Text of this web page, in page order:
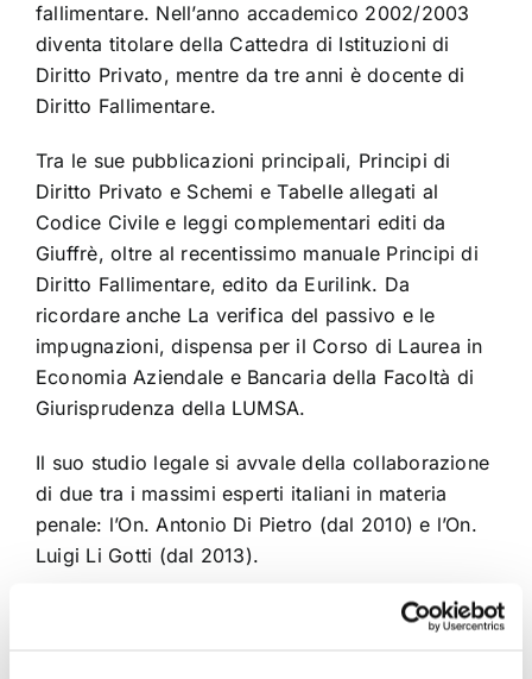
fallimentare. Nell’anno accademico 2002/2003
diventa titolare della Cattedra di Istituzioni di
Diritto Privato, mentre da tre anni è docente di
Diritto Fallimentare.
Tra le sue pubblicazioni principali, Principi di
Diritto Privato e Schemi e Tabelle allegati al
Codice Civile e leggi complementari editi da
Giuffrè, oltre al recentissimo manuale Principi di
Diritto Fallimentare, edito da Eurilink. Da
ricordare anche La verifica del passivo e le
impugnazioni, dispensa per il Corso di Laurea in
Economia Aziendale e Bancaria della Facoltà di
Giurisprudenza della LUMSA.
Il suo studio legale si avvale della collaborazione
di due tra i massimi esperti italiani in materia
penale: l’On. Antonio Di Pietro (dal 2010) e l’On.
Luigi Li Gotti (dal 2013).
Nel corso della sua lunga carriera, l’Avv.